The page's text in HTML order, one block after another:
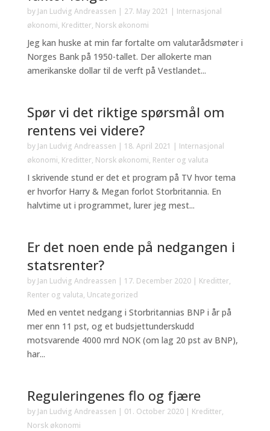
by Jan Ludvig Andreassen | 27. May 2021 | Internasjonal
økonomi, Kreditter, Norsk økonomi
Jeg kan huske at min far fortalte om valutarådsmøter i
Norges Bank på 1950-tallet. Der allokerte man
amerikanske dollar til de verft på Vestlandet...
Spør vi det riktige spørsmål om
rentens vei videre?
by Jan Ludvig Andreassen | 18. April 2021 | Internasjonal
økonomi, Kreditter, Norsk økonomi, Renter og valuta
I skrivende stund er det et program på TV hvor tema
er hvorfor Harry & Megan forlot Storbritannia. En
halvtime ut i programmet, lurer jeg mest...
Er det noen ende på nedgangen i
statsrenter?
by Jan Ludvig Andreassen | 17. December 2020| Kreditter,
Renter og valuta, Uncategorized
Med en ventet nedgang i Storbritannias BNP i år på
mer enn 11 pst, og et budsjettunderskudd
motsvarende 4000 mrd NOK (om lag 20 pst av BNP),
har...
Reguleringenes flo og fjære
by Jan Ludvig Andreassen | 01. October 2020| Kreditter,
Norsk økonomi